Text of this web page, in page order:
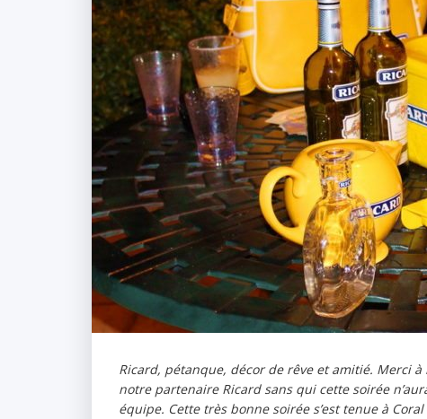
Ricard, pétanque, décor de rêve et amitié. Merci
notre partenaire Ricard sans qui cette soirée
équipe. Cette très bonne soirée s’est tenue à